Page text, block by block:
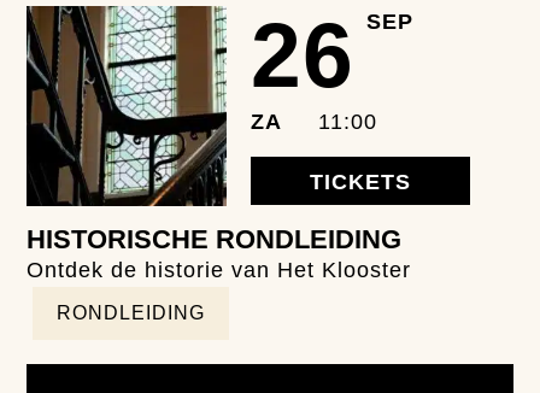
26 SEP
ZA 11:00
TICKETS
HISTORISCHE RONDLEIDING
Ontdek de historie van Het Klooster
RONDLEIDING